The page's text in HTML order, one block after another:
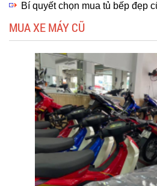
Bí quyết chọn mua tủ bếp đẹp
MUA XE MÁY CŨ